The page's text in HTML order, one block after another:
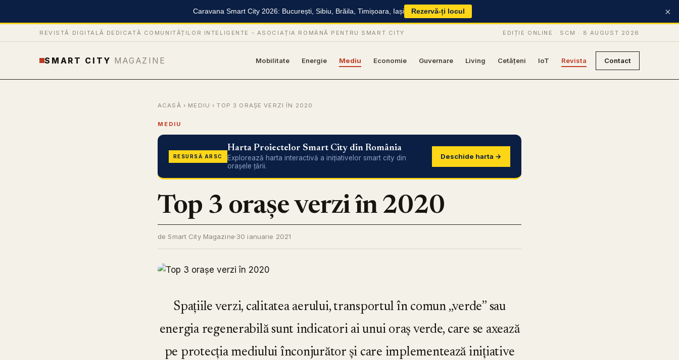
Caravana Smart City 2026: București, Sibiu, Brăila, Timișoara, Iași Rezervă-ți locul ×
REVISTĂ DIGITALĂ DEDICATĂ COMUNITĂȚILOR INTELIGENTE - ASOCIAȚIA ROMÂNĂ PENTRU SMART CITY EDIȚIE ONLINE · SCM · 8 AUGUST 2026
SMART CITY MAGAZINE Mobilitate Energie Mediu Economie Guvernare Living Cetățeni IoT Revista Contact
ACASĂ › MEDIU › TOP 3 ORAȘE VERZI ÎN 2020
MEDIU
RESURSĂ ARSC
Harta Proiectelor Smart City din România
Explorează harta interactivă a inițiativelor smart city din
orașele țării.
Deschide harta →
Top 3 orașe verzi în 2020
de Smart City Magazine·30 ianuarie 2021
Spațiile verzi, calitatea aerului, transportul în comun „verde” sau
energia regenerabilă sunt indicatori ai unui oraș verde, care se axează
pe protecția mediului înconjurător și care implementează inițiative